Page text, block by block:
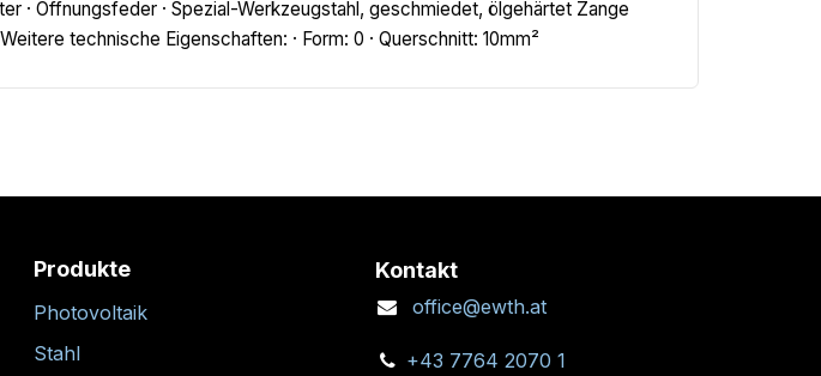
· Öffnungsfeder · Spezial-Werkzeugstahl, geschmiedet, ölgehärtet Zange
technische Eigenschaften: · Form: 0 · Querschnitt: 10mm²
Produkte
Photovoltaik
Stahl
Kontakt
office@ewth.at
+43 7764 2070 1